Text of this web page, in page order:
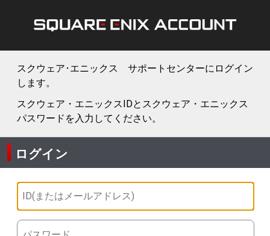
スクウェア･エニックス サポートセンターにログイン
します。
スクウェア・エニックスIDとスクウェア・エニックス
パスワードを入力してください。
ログイン